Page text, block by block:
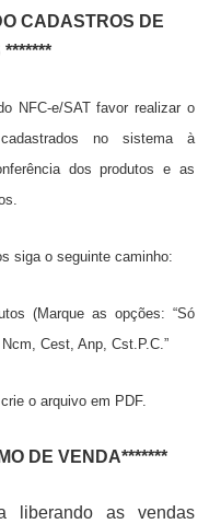
CADASTROS DE
*******
NFC-e/SAT favor realizar o
no sistema à
dos produtos e as
siga o seguinte caminho:
(Marque as opções: “Só
Cest, Anp, Cst.P.C.”
o arquivo em PDF.
DE VENDA*******
liberando as vendas